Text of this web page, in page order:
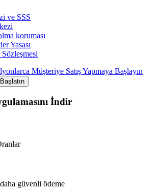
ve SSS
koruması
Yasası
Müşteriye Satış Yapmaya Başlayın
İndir
güvenli ödeme